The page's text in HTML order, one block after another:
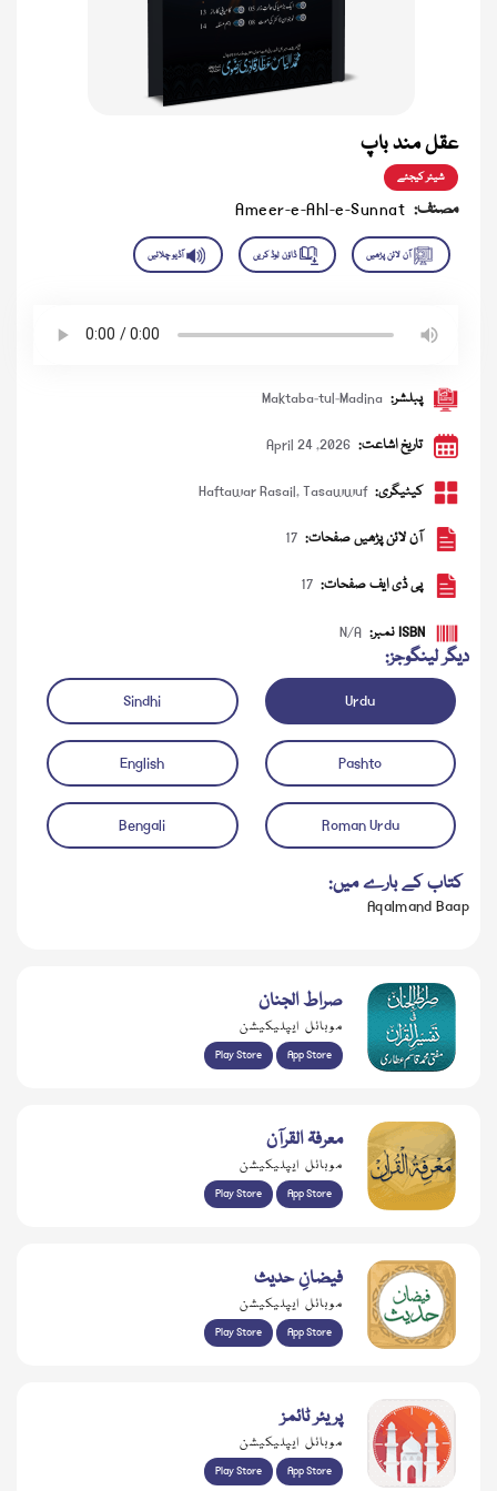
عقل مند باپ
شیئر کیجئے
مصنف: Ameer-e-Ahl-e-Sunnat
ڈاؤن لوڈ کریں آڈیو چلائیں
پبلشر: Maktaba-tul-Madina
تاریخ اشاعت: April 24 ,2026
کیٹیگری: Tasawwuf
,
Haftawar Rasail
آن لائن پڑھیں صفحات: 17
پی ڈی ایف صفحات: 17
ISBN نمبر: N/A
دیگر لینگوجز:
Urdu
Sindhi
Pashto
English
Roman Urdu
Bengali
کتاب کے بارے میں:
Aqalmand Baap
صراط الجنان
موبائل ایپلیکیشن
Play Store App Store
معرفۃ القرآن
موبائل ایپلیکیشن
Play Store App Store
فیضانِ حدیث
موبائل ایپلیکیشن
Play Store App Store
پریئر ٹائمز
موبائل ایپلیکیشن
Play Store App Store